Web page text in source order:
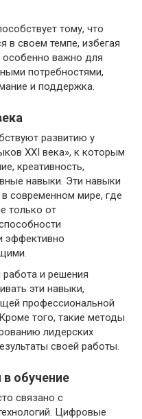
тому, что
в своем темпе, избегая
особенно важно для
потребностями,
и поддержка.
развитию у
XXI века», к которым
креативность,
навыки. Эти навыки
современном мире, где
только от
эффективно
работа и решения
эти навыки,
профессиональной
того, такие методы
лидерских
своей работы.
в обучение
связано с
Цифровые